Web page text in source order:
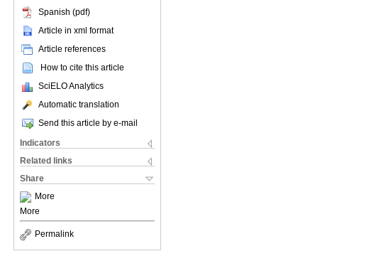
Spanish (pdf)
Article in xml format
Article references
How to cite this article
SciELO Analytics
Automatic translation
Send this article by e-mail
Indicators
Related links
Share
More
More
Permalink